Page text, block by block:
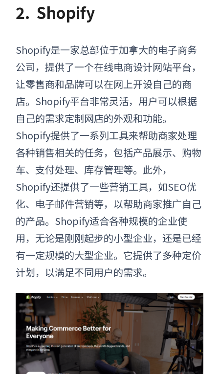
2. Shopify
Shopify是一家总部位于加拿大的电子商务
公司，提供了一个在线电商设计网站平台，
让零售商和品牌可以在网上开设自己的商
店。Shopify平台非常灵活，用户可以根据
自己的需求定制网店的外观和功能。
Shopify提供了一系列工具来帮助商家处理
各种销售相关的任务，包括产品展示、购物
车、支付处理、库存管理等。此外，
Shopify还提供了一些营销工具，如SEO优
化、电子邮件营销等，以帮助商家推广自己
的产品。Shopify适合各种规模的企业使
用，无论是刚刚起步的小型企业，还是已经
有一定规模的大型企业。它提供了多种定价
计划，以满足不同用户的需求。